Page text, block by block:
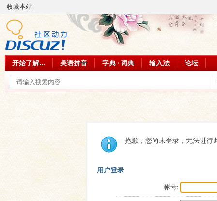
收藏本站
开始了解... 吴语拼音 字典 · 词典 输入法 论坛
抱歉，您尚未登录，无法进行
用户登录
帐号: